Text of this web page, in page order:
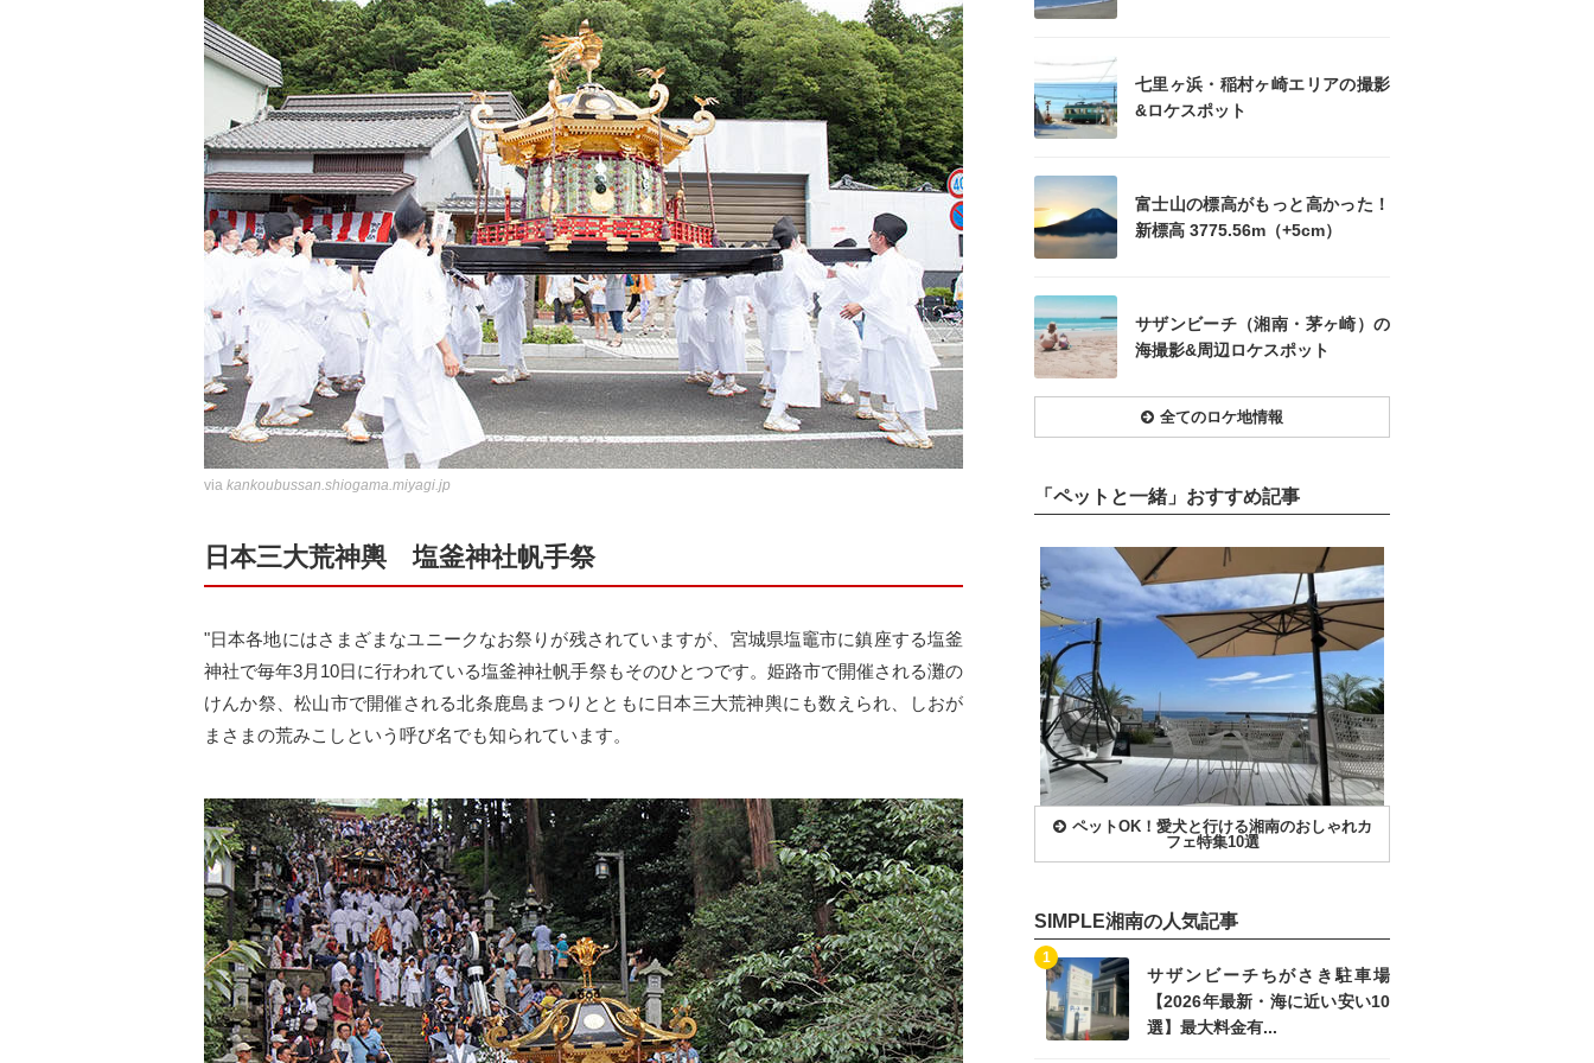
via kankoubussan.shiogama.miyagi.jp
日本三大荒神輿 塩釜神社帆手祭
"日本各地にはさまざまなユニークなお祭りが残されていますが、宮城県塩竈市に鎮座する塩釜
神社で毎年3月10日に行われている塩釜神社帆手祭もそのひとつです。姫路市で開催される灘の
けんか祭、松山市で開催される北条鹿島まつりとともに日本三大荒神輿にも数えられ、しおが
まさまの荒みこしという呼び名でも知られています。
七里ヶ浜・稲村ヶ崎エリアの撮影
&ロケスポット
記事を読む
富士山の標高がもっと高かった！
新標高 3775.56m（+5cm）
記事を読む
サザンビーチ（湘南・茅ヶ崎）の
海撮影&周辺ロケスポット
記事を読む
全てのロケ地情報
「ペットと一緒」おすすめ記事
ペットOK！愛犬と行ける湘南のおしゃれカ
フェ特集10選
SIMPLE湘南の人気記事
サザンビーチちがさき駐車場
【2026年最新・海に近い安い10
選】最大料金有...
1
記事を読む